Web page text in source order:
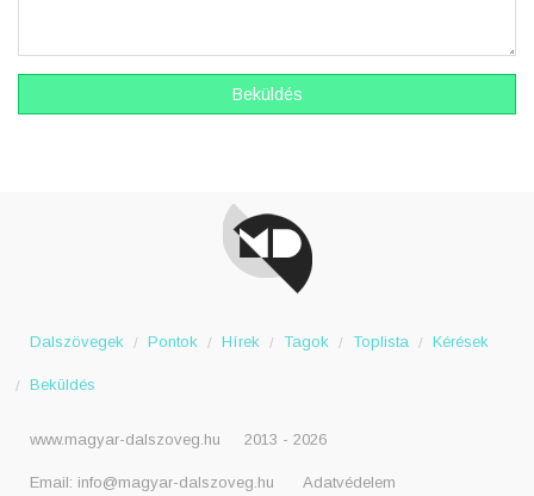
Beküldés
Dalszövegek Pontok Hírek Tagok Toplista Kérések
Beküldés
www.magyar-dalszoveg.hu 2013 - 2026
Email: info@magyar-dalszoveg.hu Adatvédelem